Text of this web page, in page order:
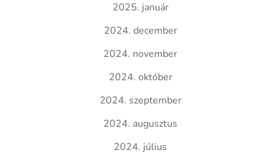
2025. január
2024. december
2024. november
2024. október
2024. szeptember
2024. augusztus
2024. július